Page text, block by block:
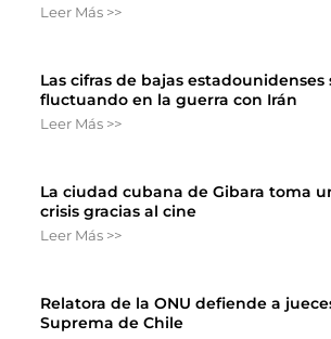
Leer Más >>
Las cifras de bajas estadounidenses
fluctuando en la guerra con Irán
Leer Más >>
La ciudad cubana de Gibara toma
crisis gracias al cine
Leer Más >>
Relatora de la ONU defiende a
Suprema de Chile